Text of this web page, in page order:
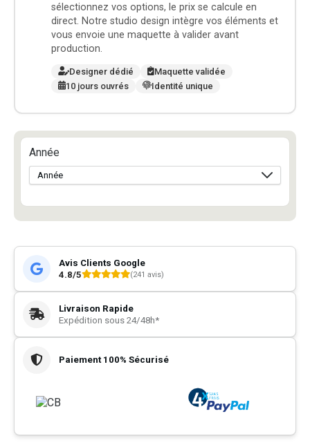
sélectionnez vos options, le prix se calcule en
direct. Notre studio design intègre vos éléments et
vous envoie une maquette à valider avant
production.
Designer dédié
Maquette validée
10 jours ouvrés
Identité unique
Année
Avis Clients Google
4.8/5
(241 avis)
Livraison Rapide
Expédition sous 24/48h*
Paiement 100% Sécurisé